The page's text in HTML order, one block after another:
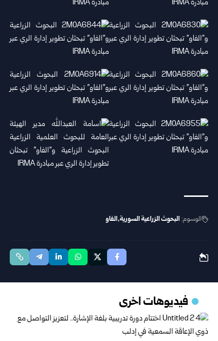
الوسوم: البحوث الزراعية السورية الفاو
فيديوهات اخرى